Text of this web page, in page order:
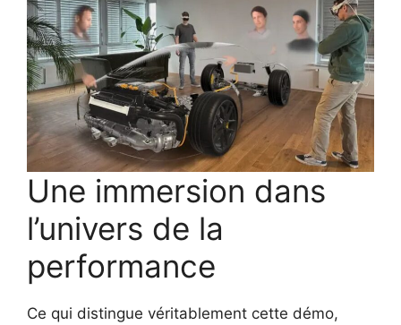
Une immersion dans
l’univers de la
performance
Ce qui distingue véritablement cette démo,